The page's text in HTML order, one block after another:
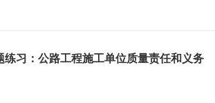
练习：公路工程施工单位质量责任和义务